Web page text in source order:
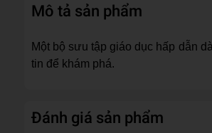
Mô tả sản phẩm
Một bộ sưu tập giáo dục hấp dẫn
tin để khám phá.
Đánh giá sản phẩm